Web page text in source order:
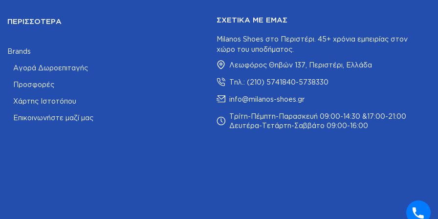
ΠΕΡΙΣΣΌΤΕΡΑ
Brands
Αγορά Δωροεπιταγής
Προσφορές
Χάρτης Ιστοτόπου
Επικοινωνήστε μαζί μας
ΣΧΕΤΙΚΆ ΜΕ ΕΜΆΣ
Milanos Shoes στο Περιστέρι. 45+ χρόνια εμπειρίας στον
χώρο του υποδήματος.
Λεωφόρος Θηβών 137, Περιστέρι, Ελλάδα
Τηλ.: (210) 5741840-5738330
info@milanos-shoes.gr
Τρίτη-Πέμπτη-Παρασκευή 09:00-14:30 &17:00-21:00
Δευτέρα-Τετάρτη-Σαββάτο 09:00-16:00